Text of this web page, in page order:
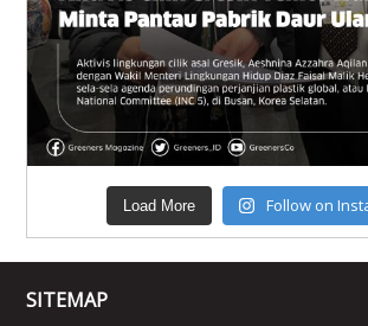
Load More Follow on
SITEMAP